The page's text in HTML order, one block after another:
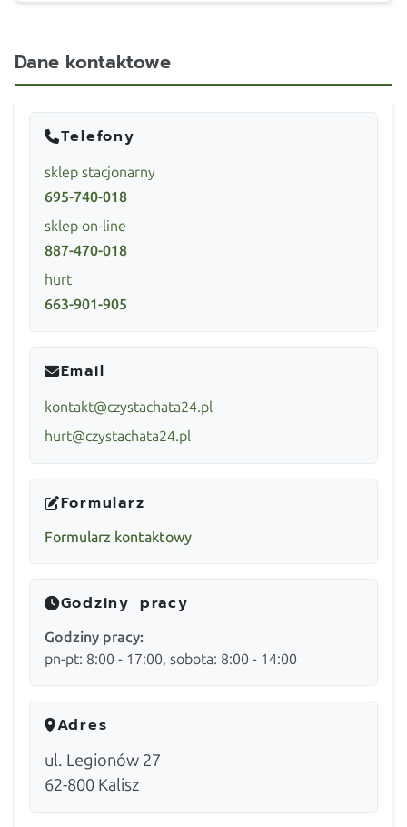
Dane kontaktowe
Telefony
sklep stacjonarny
695-740-018
sklep on-line
887-470-018
hurt
663-901-905
Email
kontakt@czystachata24.pl
hurt@czystachata24.pl
Formularz
Formularz kontaktowy
Godziny pracy
Godziny pracy:
pn-pt: 8:00 - 17:00, sobota: 8:00 - 14:00
Adres
ul. Legionów 27
62-800 Kalisz